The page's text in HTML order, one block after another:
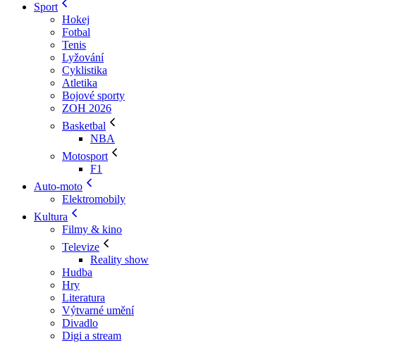
Sport
Hokej
Fotbal
Tenis
Lyžování
Cyklistika
Atletika
Bojové sporty
ZOH 2026
Basketbal
NBA
Motosport
F1
Auto-moto
Elektromobily
Kultura
Filmy & kino
Televize
Reality show
Hudba
Hry
Literatura
Výtvarné umění
Divadlo
Digi a stream